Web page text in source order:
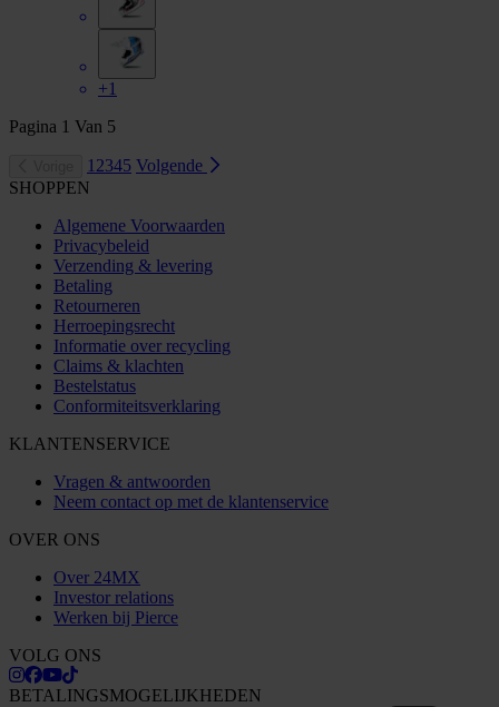
+1
Pagina 1 Van 5
1 2345 Volgende
SHOPPEN
Algemene Voorwaarden
Privacybeleid
Verzending & levering
Betaling
Retourneren
Herroepingsrecht
Informatie over recycling
Claims & klachten
Bestelstatus
Conformiteitsverklaring
KLANTENSERVICE
Vragen & antwoorden
Neem contact op met de klantenservice
OVER ONS
Over 24MX
Investor relations
Werken bij Pierce
VOLG ONS
BETALINGSMOGELIJKHEDEN